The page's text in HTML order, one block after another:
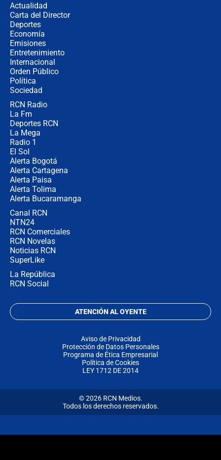
Actualidad
Carta del Director
Deportes
Economía
Emisiones
Entretenimiento
Internacional
Orden Público
Política
Sociedad
RCN Radio
La Fm
Deportes RCN
La Mega
Radio 1
El Sol
Alerta Bogotá
Alerta Cartagena
Alerta Paisa
Alerta Tolima
Alerta Bucaramanga
Canal RCN
NTN24
RCN Comerciales
RCN Novelas
Noticias RCN
SuperLike
La República
RCN Social
ATENCIÓN AL OYENTE
Aviso de Privacidad
Protección de Datos Personales
Programa de Ética Empresarial
Política de Cookies
LEY 1712 DE 2014
© 2026 RCN Medios.
Todos los derechos reservados.